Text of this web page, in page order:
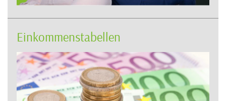
Einkommenstabellen